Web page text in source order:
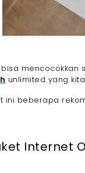
bisa
unlimited yang
ini beberapa
Internet